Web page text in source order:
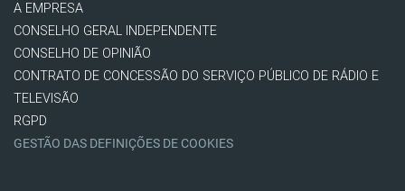
A EMPRESA
CONSELHO GERAL INDEPENDENTE
CONSELHO DE OPINIÃO
CONTRATO DE CONCESSÃO DO SERVIÇO PÚBLICO DE RÁDIO E
TELEVISÃO
RGPD
GESTÃO DAS DEFINIÇÕES DE COOKIES